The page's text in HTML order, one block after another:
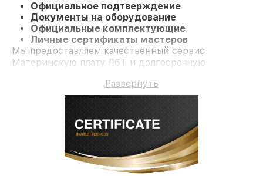
Официальное подтверждение
Документы на оборудование
Официальные комплектующие
Личные сертификаты мастеров
Мы предоставляем качественный сервис
Материнскую плату P6T и долгосрочную
Развернуть